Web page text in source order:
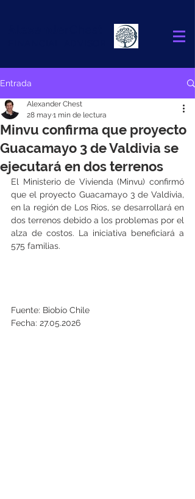
Entrada
Minvu confirma que proyecto
Guacamayo 3 de Valdivia se
ejecutará en dos terrenos
Alexander Chest
28 may 1 min de lectura
El Ministerio de Vivienda (Minvu) confirmó
que el proyecto Guacamayo 3 de Valdivia,
en la región de Los Ríos, se desarrollará en
dos terrenos debido a los problemas por el
alza de costos. La iniciativa beneficiará a
575 familias.
Fuente: Biobío Chile
Fecha: 27.05.2026